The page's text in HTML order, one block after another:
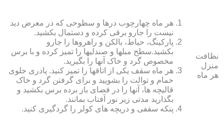
نظافت
منزل
هر ماه
هر ماه چهارچوب درها و سطوحی که در معرض دید
نیست را جارو برقی کرده و دستمال بکشید.
پارکینگ، حیاط، بالکن و راهروها را جارو
بکشید.سطح مبل‏ها و صندلی‏ها را تمیز کرده و با برس
مخصوص گرد و خاک آنها را بگیرید.
هر ماه سقف یکی از اتاق‏ها را تمیز کنید. پادری جلوی
حمام و توالت را بشویید و برای گرفتن گرد و خاک
قالیچه‏ ها، آنها را در فضای باز برده برس بکشید و
بگذارید مدتی زیر نور آفتاب بمانند.
پنکه سقفی و دریچه‏ های کولر را گردگیری کنید.